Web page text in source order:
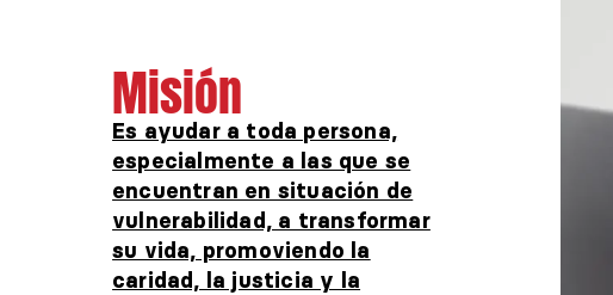
Misión
Es ayudar a toda persona,
especialmente a las que se
encuentran en situación de
vulnerabilidad, a transformar
su vida, promoviendo la
caridad, la justicia y la